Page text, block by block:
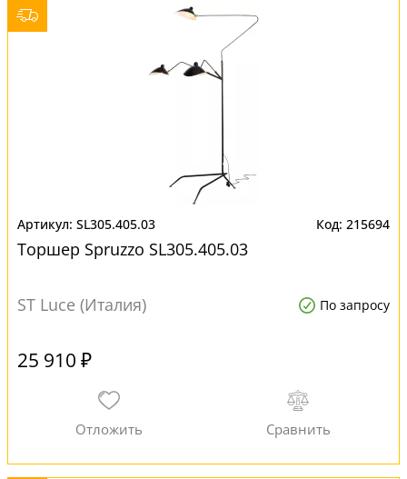
SL305.405.03 215694
Торшер Spruzzo SL305.405.03
ST Luce (Италия) По запросу
25 910 ₽